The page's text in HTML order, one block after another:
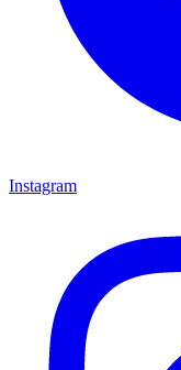
Instagram